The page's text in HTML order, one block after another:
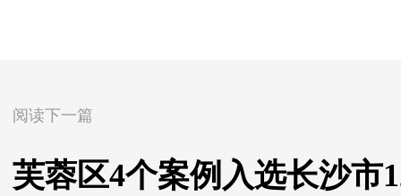
阅读下一篇
芙蓉区4个案例入选长沙市